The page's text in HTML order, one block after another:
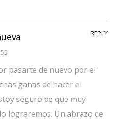
pasarte de nuevo por el
ganas de hacer el
seguro de que muy
lograremos. Un abrazo de
REPLY